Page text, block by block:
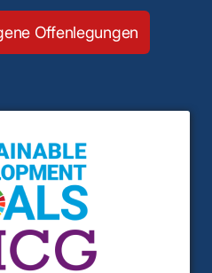
Offenlegungen